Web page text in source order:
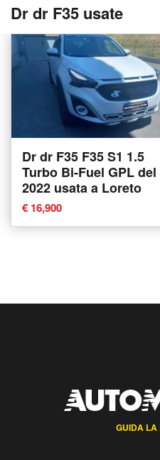
Dr dr F35 usate
Dr dr F35 F35 S1 1.5
Turbo Bi-Fuel GPL del
2022 usata a Loreto
€ 16,900
GUIDA LA